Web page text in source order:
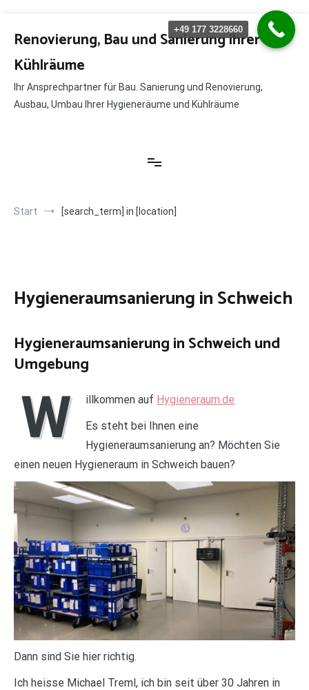
Inhalt
springen
Renovierung, Bau und Sanierung ihrer
Kühlräume
Ihr Ansprechpartner für Bau. Sanierung und Renovierung,
Ausbau, Umbau Ihrer Hygieneräume und Kühlräume
Start [search_term] in [location]
Hygieneraumsanierung in Schweich
Hygieneraumsanierung in Schweich und
Umgebung
W illkommen auf Hygieneraum.de
Es steht bei Ihnen eine
Hygieneraumsanierung an? Möchten Sie
einen neuen Hygieneraum in Schweich bauen?
Dann sind Sie hier richtig.
Ich heisse Michael Treml, ich bin seit über 30 Jahren in
+49 177 3228660